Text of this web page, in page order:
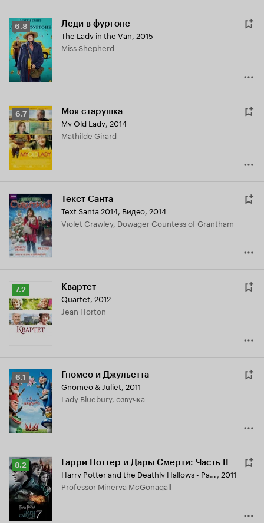
Рейтинг
Кинопоиска
6.8
6.8 Леди в фургоне
The Lady in the Van, 2015
Miss Shepherd
Рейтинг
Кинопоиска
6.7
6.7 Моя старушка
My Old Lady, 2014
Mathilde Girard
Текст Санта
Text Santa 2014, Видео, 2014
Violet Crawley, Dowager Countess of Grantham
Рейтинг
Кинопоиска
7.2
7.2 Квартет
Quartet, 2012
Jean Horton
Рейтинг
Кинопоиска
6.1
6.1 Гномео и Джульетта
Gnomeo & Juliet, 2011
Lady Bluebury, озвучка
Рейтинг
Кинопоиска
8.2
8.2 Гарри Поттер и Дары Смерти: Часть II
Harry Potter and the Deathly Hallows - Part 2, 2011
Professor Minerva McGonagall